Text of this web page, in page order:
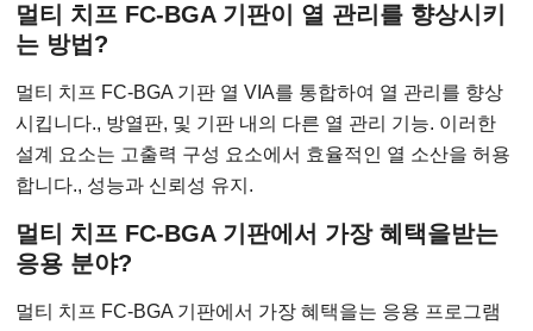
멀티 치프 FC-BGA 기판이 열 관리를 향상시키
는 방법?
멀티 치프 FC-BGA 기판 열 VIA를 통합하여 열 관리를 향상
시킵니다., 방열판, 및 기판 내의 다른 열 관리 기능. 이러한
설계 요소는 고출력 구성 요소에서 효율적인 열 소산을 허용
합니다., 성능과 신뢰성 유지.
멀티 치프 FC-BGA 기판에서 가장 혜택을받는
응용 분야?
멀티 치프 FC-BGA 기판에서 가장 혜택을는 응용 프로그램